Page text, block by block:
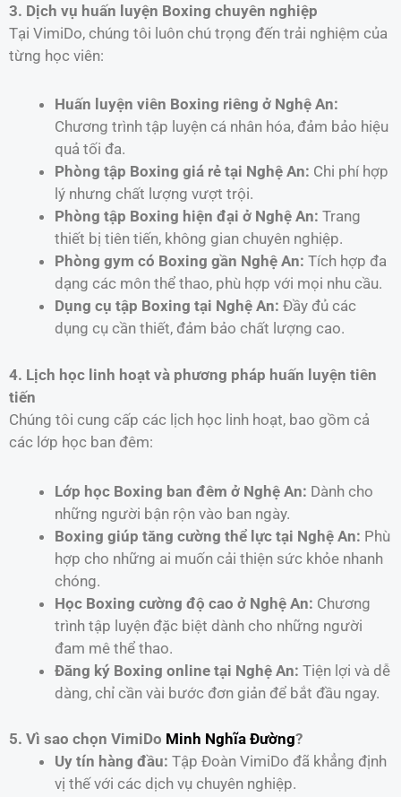
3. Dịch vụ huấn luyện Boxing chuyên nghiệp
Tại VimiDo, chúng tôi luôn chú trọng đến trải nghiệm của
từng học viên:
Huấn luyện viên Boxing riêng ở Nghệ An:
Chương trình tập luyện cá nhân hóa, đảm bảo hiệu
quả tối đa.
Phòng tập Boxing giá rẻ tại Nghệ An: Chi phí hợp
lý nhưng chất lượng vượt trội.
Phòng tập Boxing hiện đại ở Nghệ An: Trang
thiết bị tiên tiến, không gian chuyên nghiệp.
Phòng gym có Boxing gần Nghệ An: Tích hợp đa
dạng các môn thể thao, phù hợp với mọi nhu cầu.
Dụng cụ tập Boxing tại Nghệ An: Đầy đủ các
dụng cụ cần thiết, đảm bảo chất lượng cao.
4. Lịch học linh hoạt và phương pháp huấn luyện tiên
tiến
Chúng tôi cung cấp các lịch học linh hoạt, bao gồm cả
các lớp học ban đêm:
Lớp học Boxing ban đêm ở Nghệ An: Dành cho
những người bận rộn vào ban ngày.
Boxing giúp tăng cường thể lực tại Nghệ An: Phù
hợp cho những ai muốn cải thiện sức khỏe nhanh
chóng.
Học Boxing cường độ cao ở Nghệ An: Chương
trình tập luyện đặc biệt dành cho những người
đam mê thể thao.
Đăng ký Boxing online tại Nghệ An: Tiện lợi và dễ
dàng, chỉ cần vài bước đơn giản để bắt đầu ngay.
5. Vì sao chọn VimiDo Minh Nghĩa Đường?
Uy tín hàng đầu: Tập Đoàn VimiDo đã khẳng định
vị thế với các dịch vụ chuyên nghiệp.